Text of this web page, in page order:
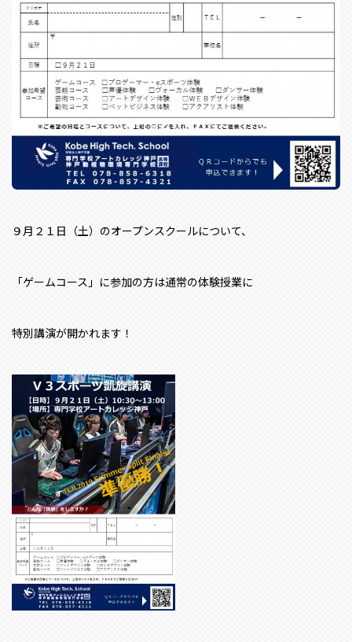
９月２１日（土）のオープンスクールについて、
「ゲームコース」に参加の方は通常の体験授業に
特別講演が開かれます！